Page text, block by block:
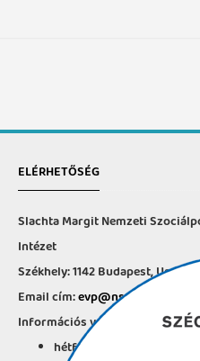
ELÉRHETŐSÉG
Slachta Margit Nemzeti
Intézet
Székhely: 1142 Budapest, Ungvár
Email cím:evp@nszi.hu
Információs vonal: +36 30 682-
hétfő-csütörtök: 8:00-16:00